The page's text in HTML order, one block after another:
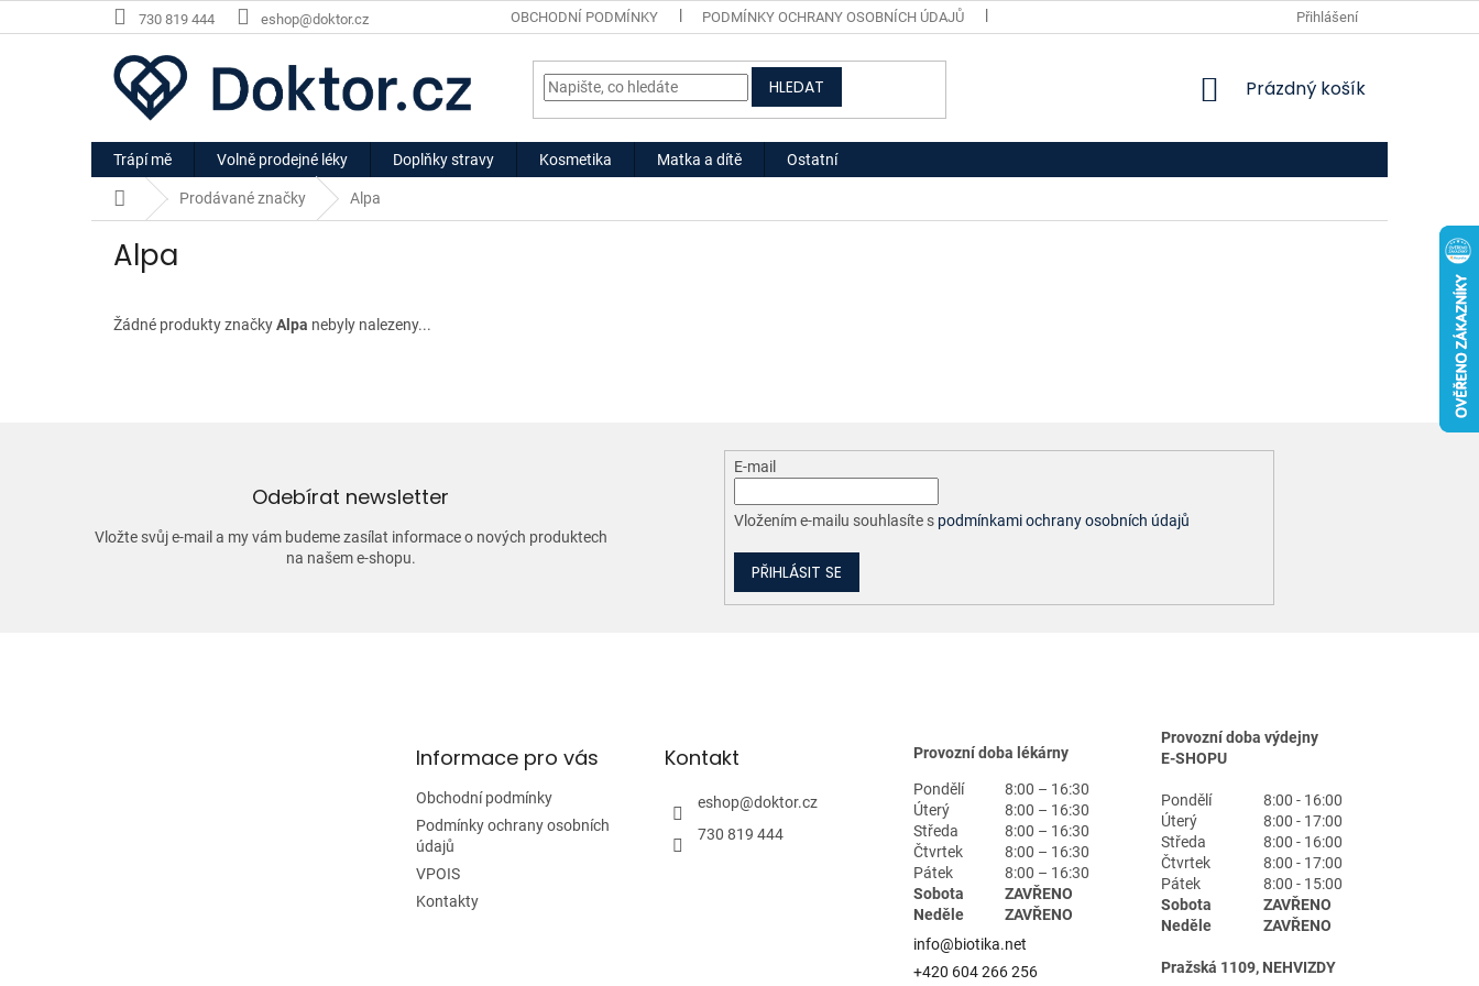
na
730 819 444 eshop@doktor.cz OBCHODNÍ PODMÍNKY PODMÍNKY OCHRANY OSOBNÍCH ÚDAJŮ Přihlášení
HLEDAT
NÁKUPNÍ
Prázdný košík
Trápí mě Volně prodejné léky Doplňky stravy Kosmetika Matka a dítě Ostatní
Domů Prodávané značky Alpa
Alpa
Žádné produkty značkyAlpa nebyly nalezeny...
Odebírat newsletter
Vložte svůj e-mail a my vám budeme zasílat informace o nových produktech
na našem e-shopu.
E-mail
Vložením e-mailu souhlasíte s podmínkami ochrany osobních údajů
PŘIHLÁSIT SE
Informace pro vás
Obchodní podmínky
Podmínky ochrany osobních
údajů
VPOIS
Kontakty
Kontakt
eshop@doktor.cz
730 819 444
Provozní doba lékárny
Pondělí
8:00 – 16:30
Úterý
8:00 – 16:30
Středa
8:00 – 16:30
Čtvrtek
8:00 – 16:30
Pátek
8:00 – 16:30
Sobota
ZAVŘENO
Neděle
ZAVŘENO
info@biotika.net
+420 604 266 256
Provozní doba výdejny
E-SHOPU
Pondělí
8:00 - 16:00
Úterý
8:00 - 17:00
Středa
8:00 - 16:00
Čtvrtek
8:00 - 17:00
Pátek
8:00 - 15:00
Sobota
ZAVŘENO
Neděle
ZAVŘENO
Pražská 1109, NEHVIZDY